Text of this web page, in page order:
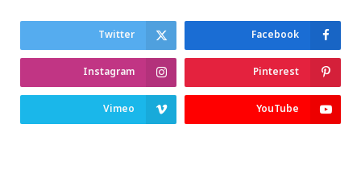
Facebook
Twitter
Pinterest
Instagram
YouTube
Vimeo